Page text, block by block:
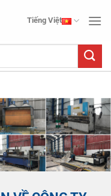
Tiếng Việt